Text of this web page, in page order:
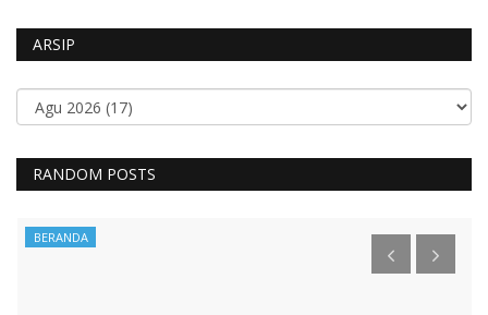
ARSIP
RANDOM POSTS
BERANDA